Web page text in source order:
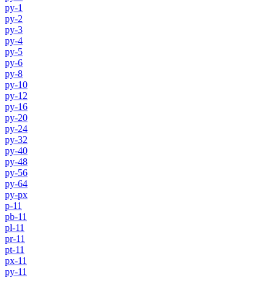
py-1
py-2
py-3
py-4
py-5
py-6
py-8
py-10
py-12
py-16
py-20
py-24
py-32
py-40
py-48
py-56
py-64
py-px
p-11
pb-11
pl-11
pr-11
pt-11
px-11
py-11